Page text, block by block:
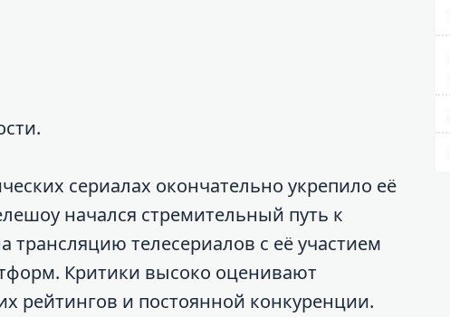
сериалах окончательно укрепило её
начался стремительный путь к
телесериалов с её участием
Критики высоко оценивают
рейтингов и постоянной конкуренции.